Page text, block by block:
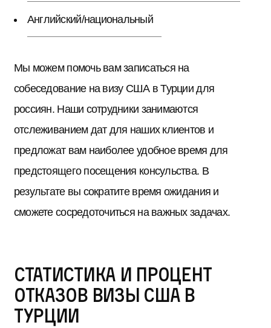
Английский/национальный
Мы можем помочь вам записаться на
собеседование на визу США в Турции для
россиян. Наши сотрудники занимаются
отслеживанием дат для наших клиентов и
предложат вам наиболее удобное время для
предстоящего посещения консульства. В
результате вы сократите время ожидания и
сможете сосредоточиться на важных задачах.
Статистика и процент
отказов визы США в
Турции